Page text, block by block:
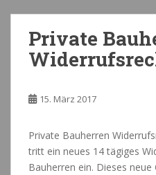
Private
15. März 2017
Private Bauherren
tritt ein neues 14 tägiges
Bauherren ein. Dieses